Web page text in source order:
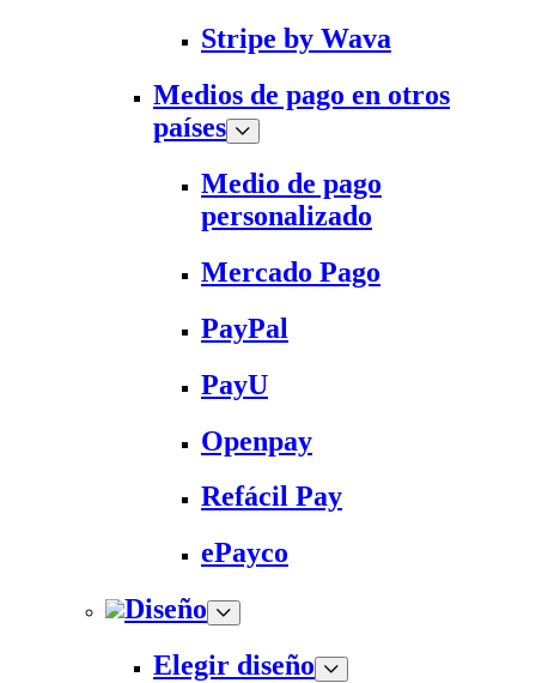
Stripe by Wava
Medios de pago en otros
países
Medio de pago
personalizado
Mercado Pago
PayPal
PayU
Openpay
Refácil Pay
ePayco
Diseño
Elegir diseño